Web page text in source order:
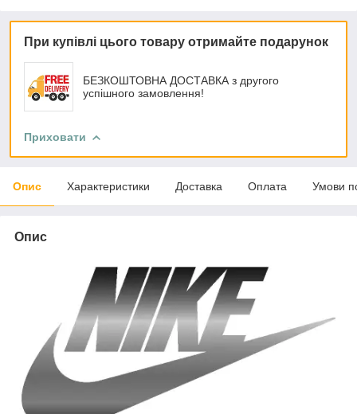
При купівлі цього товару отримайте подарунок
БЕЗКОШТОВНА ДОСТАВКА з другого
успішного замовлення!
Приховати
Опис Характеристики Доставка Оплата Умови
Опис